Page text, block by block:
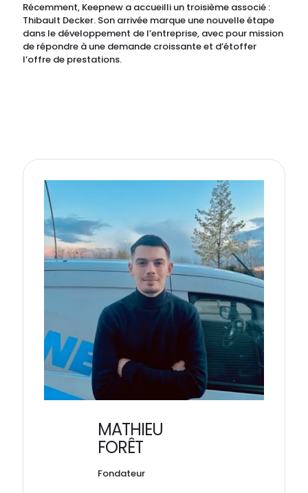
Récemment, Keepnew a accueilli un troisième associé :
Thibault Decker. Son arrivée marque une nouvelle étape
dans le développement de l’entreprise, avec pour mission
de répondre à une demande croissante et d’étoffer
l’offre de prestations.
MATHIEU
FORÊT
Fondateur